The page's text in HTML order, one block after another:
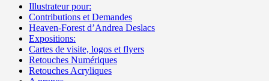
Illustrateur pour:
Contributions et Demandes
Heaven-Forest d’Andrea Deslacs
Expositions:
Cartes de visite, logos et flyers
Retouches Numériques
Retouches Acryliques